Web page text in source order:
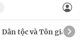
Dân tộc và Tôn giáo